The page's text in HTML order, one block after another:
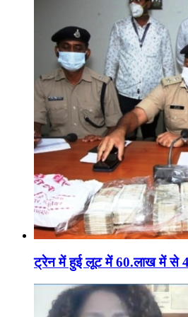
ट्रेन में हुई लूट में 60.लाख में से